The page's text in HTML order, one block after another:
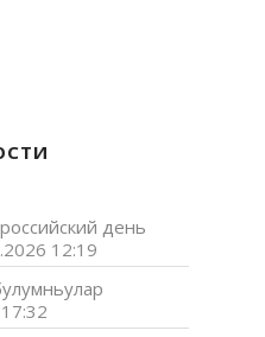
день
12:19